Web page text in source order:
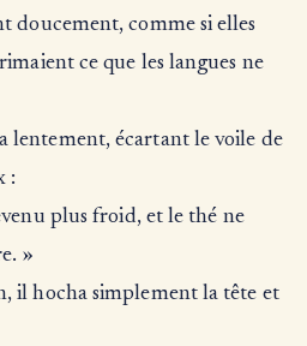
doucement, comme si elles
ce que les langues ne
lentement, écartant le voile de
:
plus froid, et le thé ne
»
il hocha simplement la tête et